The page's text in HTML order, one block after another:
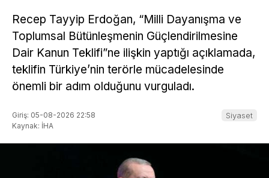
Recep Tayyip Erdoğan, “Milli Dayanışma ve
Toplumsal Bütünleşmenin Güçlendirilmesine
Dair Kanun Teklifi”ne ilişkin yaptığı açıklamada,
teklifin Türkiye’nin terörle mücadelesinde
önemli bir adım olduğunu vurguladı.
Giriş: 05-08-2026 22:58
Kaynak: İHA
Siyaset